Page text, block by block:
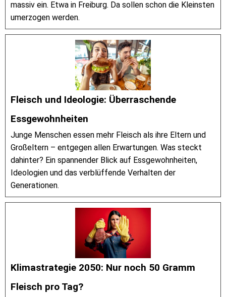
massiv ein. Etwa in Freiburg. Da sollen schon die Kleinsten
umerzogen werden.
Fleisch und Ideologie: Überraschende
Essgewohnheiten
Junge Menschen essen mehr Fleisch als ihre Eltern und
Großeltern – entgegen allen Erwartungen. Was steckt
dahinter? Ein spannender Blick auf Essgewohnheiten,
Ideologien und das verblüffende Verhalten der
Generationen.
Klimastrategie 2050: Nur noch 50 Gramm
Fleisch pro Tag?